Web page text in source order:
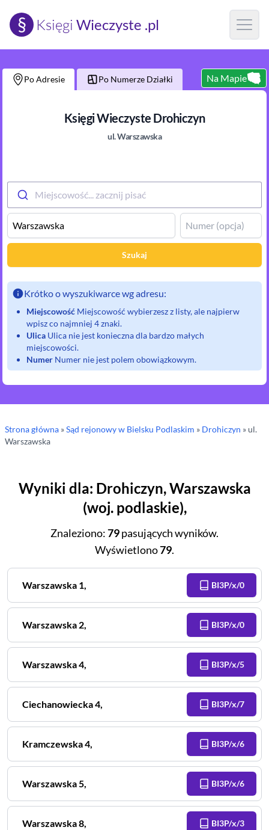
§ Księgi Wieczyste .pl Open
Po Adresie Po Numerze Działki Na Mapie
Księgi Wieczyste Drohiczyn
ul.Warszawska
Miejscowość... zacznij pisać
Szukaj
Krótko o wyszukiwarce wg adresu:
Miejscowość Miejscowość wybierzesz z listy, ale najpierw
wpisz co najmniej 4 znaki.
Ulica Ulica nie jest konieczna dla bardzo małych
miejscowości.
Numer Numer nie jest polem obowiązkowym.
Strona główna »Sąd rejonowyw Bielsku Podlaskim » Drohiczyn » ul.
Warszawska
Wyniki dla: Drohiczyn,Warszawska
(woj. podlaskie),
Znaleziono:79pasujących wyników.
Wyświetlono79.
Warszawska 1, BI3P/x/0
Warszawska 2, BI3P/x/0
Warszawska4, BI3P/x/5
Ciechanowiecka4, BI3P/x/7
Kramczewska4, BI3P/x/6
Warszawska5, BI3P/x/6
Warszawska8, BI3P/x/3